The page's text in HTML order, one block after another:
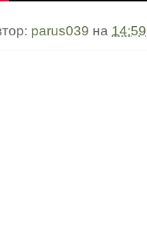
parus039 на 14:59